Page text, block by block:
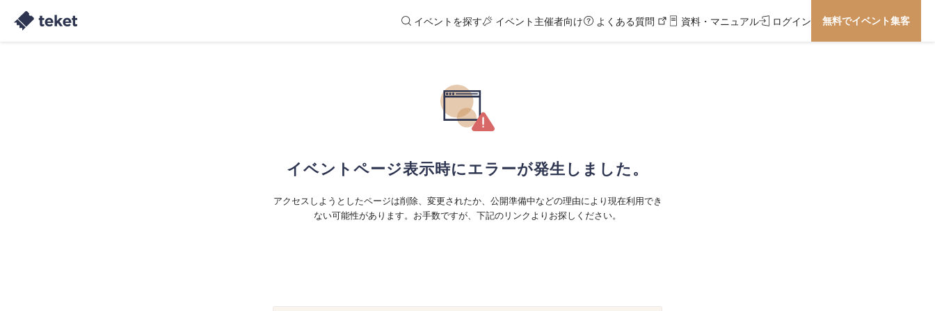
イベントを探す イベント主催者向け よくある質問 資料・マニュアル ログイン 無料でイベント集客
イベントページ表示時にエラーが発生しました。
アクセスしようとしたページは削除、変更されたか、公開準備中などの理由により現在利用でき
ない可能性があります。お手数ですが、下記のリンクよりお探しください。